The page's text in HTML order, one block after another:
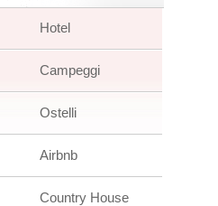
Hotel
Campeggi
Ostelli
Airbnb
Country House